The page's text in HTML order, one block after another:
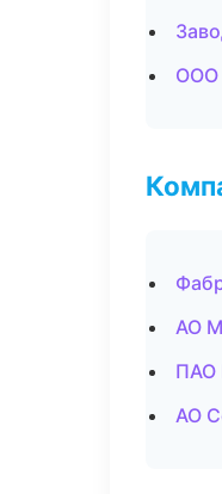
ООО
АО
ПАО
АО